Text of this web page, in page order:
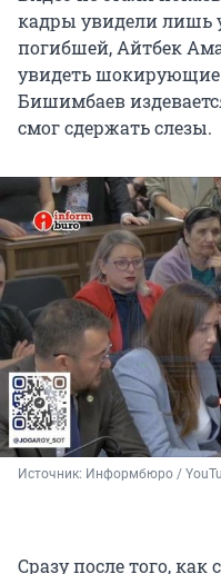
кадры увидели лишь
погибшей, Айтбек
увидеть шокирующие
Бишимбаев
смог сдержать слезы.
Источник: Информбюро /
Сразу после того,